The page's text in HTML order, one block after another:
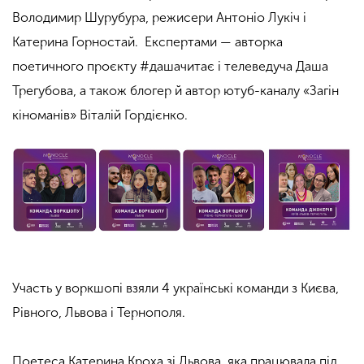
Володимир Шурубура, режисери Антоніо Лукіч і
Катерина Горностай. Експертами — авторка
поетичного проєкту #дашачитає і телеведуча Даша
Трегубова, а також блогер й автор ютуб-каналу «Загін
кіноманів» Віталій Гордієнко.
Участь у воркшопі взяли 4 українські команди з Києва,
Рівного, Львова і Тернополя.